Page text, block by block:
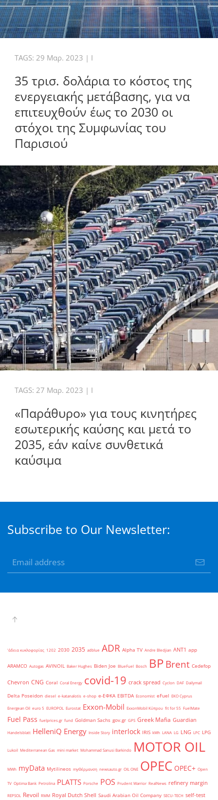
TAGS: 29 Μαρ. 2023 | I
35 τρισ. δολάρια το κόστος της
ενεργειακής μετάβασης, για να
επιτευχθούν έως το 2030 οι
στόχοι της Συμφωνίας του
Παρισιού
TAGS: 27 Μαρ. 2023 | I
«Παράθυρο» για τους κινητήρες
εσωτερικής καύσης και μετά το
2035, εάν καίνε συνθετικά
καύσιμα
Subscribe to Our Newsletter:
'άδεια κυκλοφορίας 1202 2030 2035 adblue ADR Alpha TV Andre Bledjian ANT1 app
ARAMCO Autogas AVINOIL Baker Hughes Biden Joe BlueFuel Bosch BPBrent Cedefop
Chevron CNG Coral Coral Energy covid-19 crack spread Cyclon DAF Dailymail
Delta Poseidon diesel e-katanalotis e-shop e-ΕΦΚΑ EBITDA Economist eFuel EKO Cyprus
Energean Oil euro 5 EUROPOL Eurostat Exxon-Mobil ExxonMobil Κύπρου fit for 55 FuelMate
Fuel Pass fuelprices.gr fund Goldman Sachs gov.gr GPS Greek Mafia Guardian
Handelsblatt HelleniQ Energy Inside Story interlock IRIS kWh LANA LG LNG LPC LPG
Lukoil Mediterranean Gas mini market Mohammad Sanusi Barkindo MOTOR OIL
MWh myData Mytilineos myΘέρμανση newsauto.gr OIL ONE OPEC OPEC+ Open
TV Optima Bank Petrolina PLATTS Porsche POS Prudent Warrior RealNews refinery margin
REPSOL Revoil RMM Royal Dutch Shell Saudi Arabian Oil Company SECU-TECH self-test